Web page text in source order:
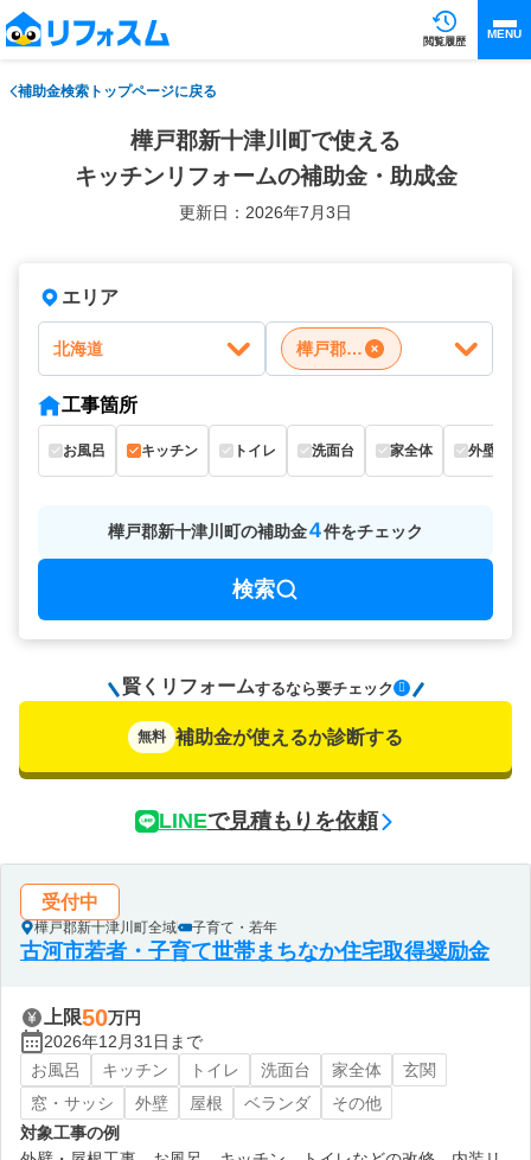
閲覧履歴
MENU
補助金検索トップページに戻る
樺戸郡新十津川町で使える
キッチンリフォームの補助金・助成金
更新日：2026年7月3日
エリア
北海道 樺戸郡新十津川町
工事箇所
お風呂 キッチン トイレ 洗面台 家全体 外壁
樺戸郡新十津川町の補助金4件をチェック
検索
賢くリフォームするなら要チェック
無料 補助金が使えるか診断する
LINEで見積もりを依頼
受付中
樺戸郡新十津川町全域 子育て・若年
古河市若者・子育て世帯まちなか住宅取得奨励金
上限50万円
2026年12月31日まで
お風呂
キッチン トイレ 洗面台 家全体
玄関
窓・サッシ
外壁 屋根 ベランダ
その他
対象工事の例